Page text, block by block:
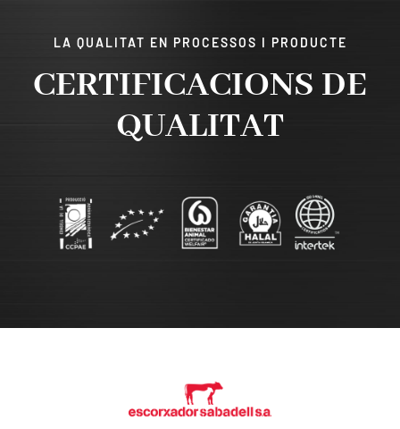
LA QUALITAT EN PROCESSOS I PRODUCTE
CERTIFICACIONS DE
QUALITAT